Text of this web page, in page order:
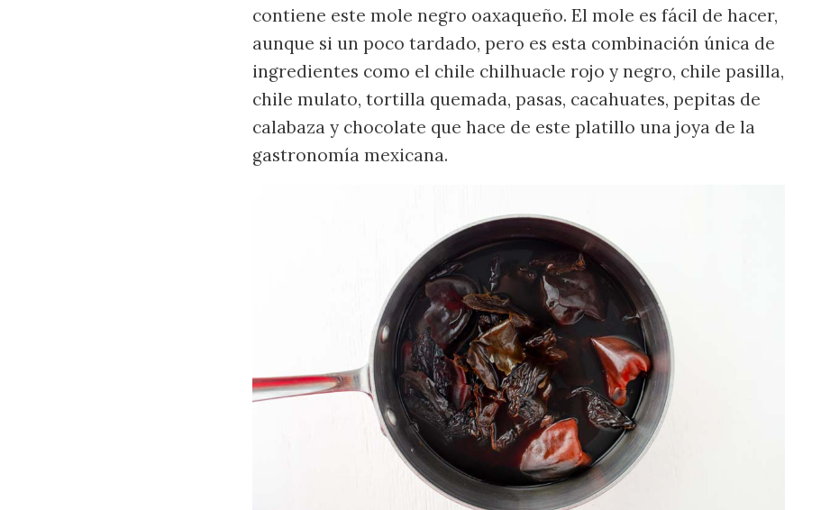
contiene este mole negro oaxaqueño. El mole es fácil de hacer,
aunque si un poco tardado, pero es esta combinación única de
ingredientes como el chile chilhuacle rojo y negro, chile pasilla,
chile mulato, tortilla quemada, pasas, cacahuates, pepitas de
calabaza y chocolate que hace de este platillo una joya de la
gastronomía mexicana.